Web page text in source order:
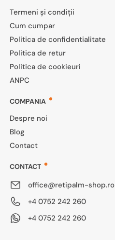
Termeni și condiții
Cum cumpar
Politica de confidentialitate
Politica de retur
Politica de cookieuri
ANPC
COMPANIA
Despre noi
Blog
Contact
CONTACT
office@retipalm-shop.ro
+4 0752 242 260
+4 0752 242 260